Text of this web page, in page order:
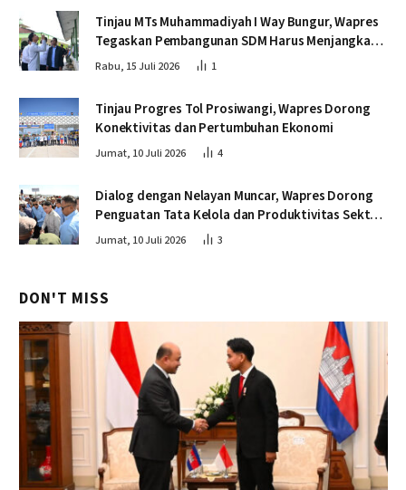
Tinjau MTs Muhammadiyah I Way Bungur, Wapres
Tegaskan Pembangunan SDM Harus Menjangkau
Seluruh Sekolah
Rabu, 15 Juli 2026 1
Tinjau Progres Tol Prosiwangi, Wapres Dorong
Konektivitas dan Pertumbuhan Ekonomi
Jumat, 10 Juli 2026 4
Dialog dengan Nelayan Muncar, Wapres Dorong
Penguatan Tata Kelola dan Produktivitas Sektor
Perikanan
Jumat, 10 Juli 2026 3
DON'T MISS